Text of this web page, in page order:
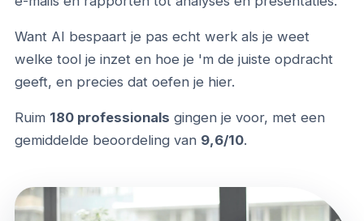
Want AI bespaart je pas echt werk als je weet
welke tool je inzet en hoe je 'm de juiste opdracht
geeft, en precies dat oefen je hier.
Ruim 180 professionals gingen je voor, met een
gemiddelde beoordeling van 9,6/10.